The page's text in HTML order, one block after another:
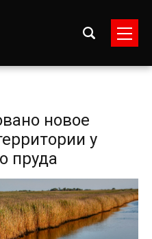
новое
у
пруда